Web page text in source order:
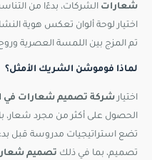
شعارات الشركات، بدءًا من
اختيار لوحة ألوان تعكس هوية
تم المزج بين اللمسة العصرية
لماذا فوموشن الشريك الأمثل؟
اختيارشركة تصميم شعارات في
الحصول على أكثر من مجرد
تضع استراتيجيات مدروسة قبل
تصميم، بما في ذلك تصميم شعار